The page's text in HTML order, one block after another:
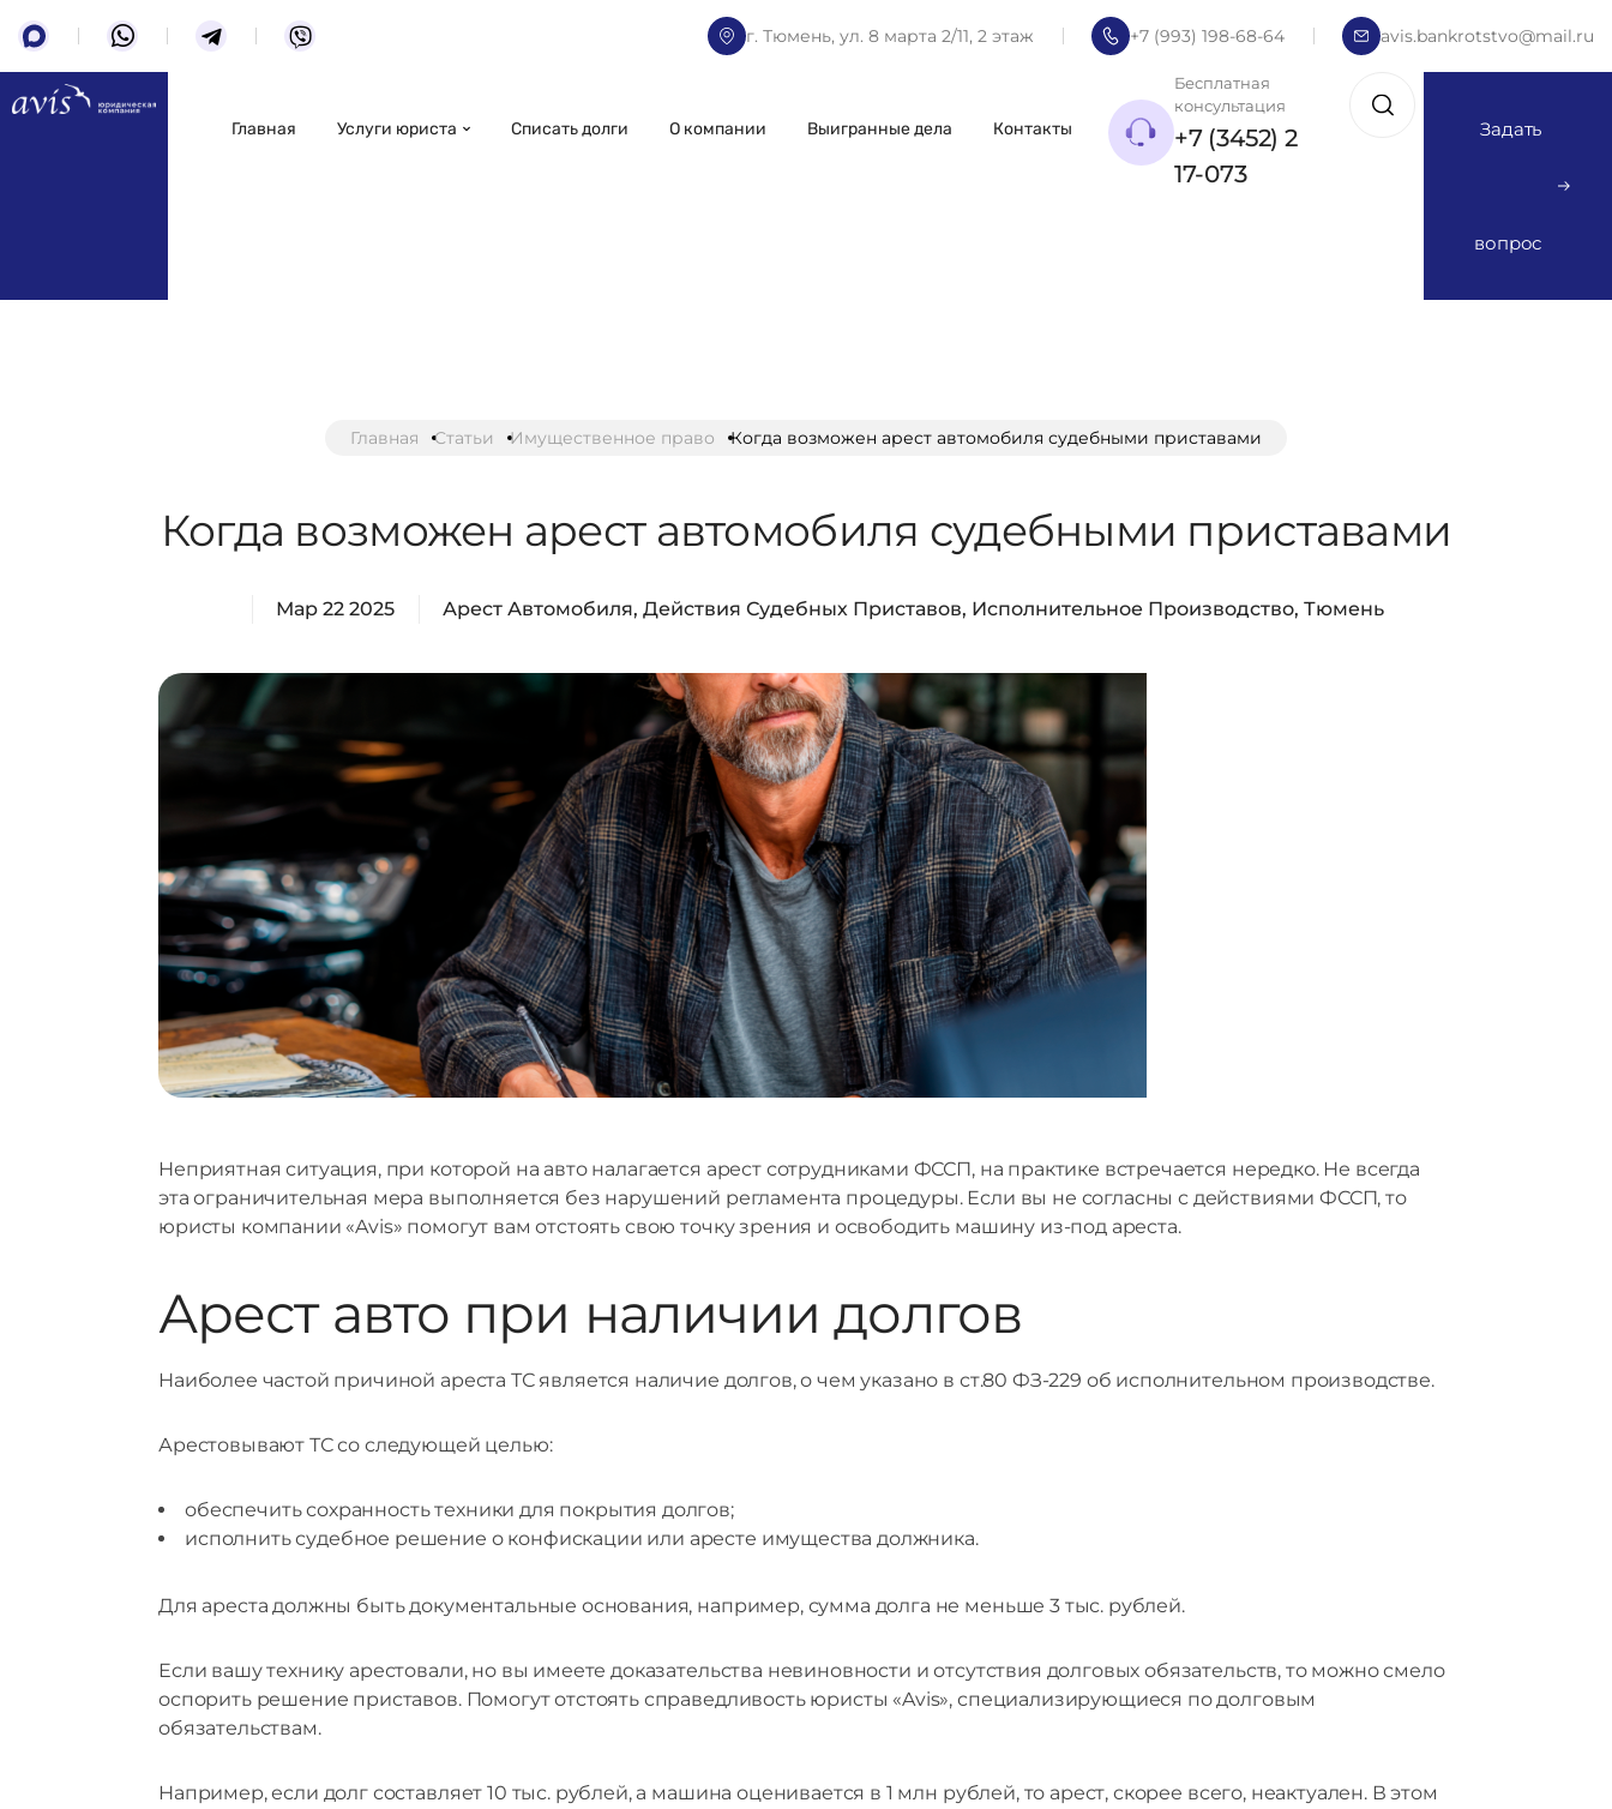
г. Тюмень, ул. 8 марта 2/11, 2 этаж +7 (993) 198-68-64 avis.bankrotstvo@mail.ru
Главная Услуги юриста Списать долги О компании Выигранные дела Контакты
Бесплатная
консультация
+7 (3452) 2
17-073
Задать
вопрос
Главная Статьи Имущественное право Когда возможен арест автомобиля судебными приставами
Когда возможен арест автомобиля судебными приставами
Мар 22 2025 Арест Автомобиля, Действия Судебных Приставов, Исполнительное Производство, Тюмень
Неприятная ситуация, при которой на авто налагается арест сотрудниками ФССП, на практике встречается нередко. Не всегда
эта ограничительная мера выполняется без нарушений регламента процедуры. Если вы не согласны с действиями ФССП, то
юристы компании «Avis» помогут вам отстоять свою точку зрения и освободить машину из-под ареста.
Арест авто при наличии долгов
Наиболее частой причиной ареста ТС является наличие долгов, о чем указано в ст.80 ФЗ-229 об исполнительном производстве.
Арестовывают ТС со следующей целью:
обеспечить сохранность техники для покрытия долгов;
исполнить судебное решение о конфискации или аресте имущества должника.
Для ареста должны быть документальные основания, например, сумма долга не меньше 3 тыс. рублей.
Если вашу технику арестовали, но вы имеете доказательства невиновности и отсутствия долговых обязательств, то можно смело
оспорить решение приставов. Помогут отстоять справедливость юристы «Avis», специализирующиеся по долговым
обязательствам.
Например, если долг составляет 10 тыс. рублей, а машина оценивается в 1 млн рублей, то арест, скорее всего, неактуален. В этом